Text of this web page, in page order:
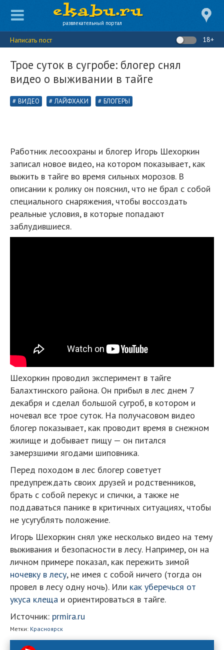
развлекательный портал
Написать пост 18+
Трое суток в сугробе: блогер снял
видео о выживании в тайге
ВИДЕО ЛАЙФХАКИ БЛОГЕРЫ
Работник лесоохраны и блогер Игорь Шехоркин
записал новое видео, на котором показывает, как
выжить в тайге во время сильных морозов. В
описании к ролику он пояснил, что не брал с собой
специального снаряжения, чтобы воссоздать
реальные условия, в которые попадают
заблудившиеся.
Шехоркин проводил эксперимент в тайге
Балахтинского района. Он прибыл в лес днем 7
декабря и сделал большой сугроб, в котором и
ночевал все трое суток. На получасовом видео
блогер показывает, как проводит время в снежном
жилище и добывает пищу — он питался
замерзшими ягодами шиповника.
Перед походом в лес блогер советует
предупреждать своих друзей и родственников,
брать с собой перекус и спички, а также не
поддаваться панике в критичных ситуациях, чтобы
не усугублять положение.
Игорь Шехоркин снял уже несколько видео на тему
выживания и безопасности в лесу. Например, он на
личном примере показал, как пережить зимой
ночевку в лесу, не имея с собой ничего (тогда он
провел в лесу одну ночь). Или как уберечься от
укуса клеща и ориентироваться в тайге.
Источник: prmira.ru
Метки: Красноярск